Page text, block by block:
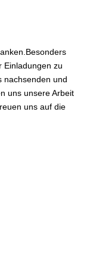
Einladungen zu
nachsenden und
uns unsere Arbeit
uns auf die